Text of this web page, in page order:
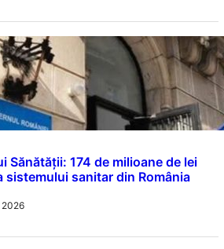
Sănătății: 174 de milioane de lei
sistemului sanitar din România
2026